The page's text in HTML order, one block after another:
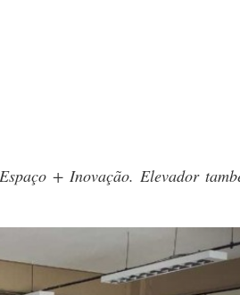
+ Inovação. Elevador